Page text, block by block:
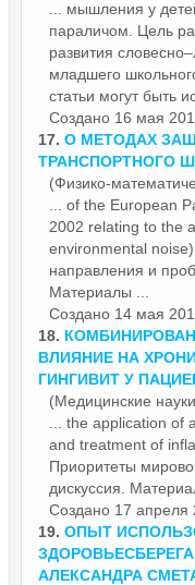
... мышления у
параличом. Цель
развития
младшего
статьи могут быть
Создано 16 мая
17. О МЕТОДАХ
ТРАНСПОРТНОГО
(Физико-
... of the European
2002 relating to the
environmental
направления и
Материалы
Создано 14 мая
18.
ВЛИЯНИЕ НА
ГИНГИВИТ У
(Медицинские
... the application
and treatment of
Приоритеты
дискуссия.
Создано 17 апреля
19. ОПЫТ
АЛЕКСАНДРА